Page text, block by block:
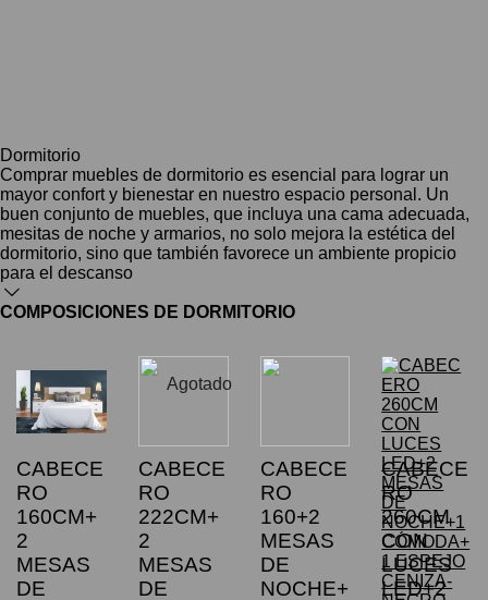
Dormitorio
Comprar muebles de dormitorio es esencial para lograr un
mayor confort y bienestar en nuestro espacio personal. Un
buen conjunto de muebles, que incluya una cama adecuada,
mesitas de noche y armarios, no solo mejora la estética del
dormitorio, sino que también favorece un ambiente propicio
para el descanso
COMPOSICIONES DE DORMITORIO
CABECE
RO
160CM+
2
MESAS
DE
Agotado
CABECE
RO
222CM+
2
MESAS
DE
CABECE
RO
160+2
MESAS
DE
NOCHE+
CABECE
RO
260CM
CON
LUCES
LED+2